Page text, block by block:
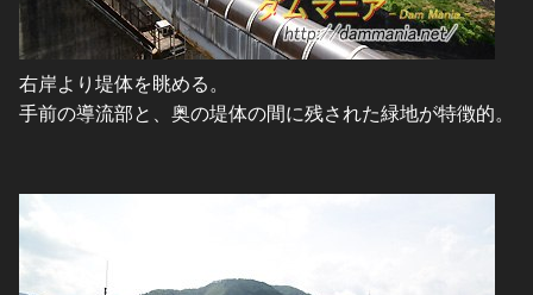
右岸より堤体を眺める。
手前の導流部と、奥の堤体の間に残された緑地が特徴的。